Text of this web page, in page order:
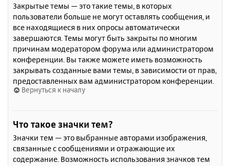
Закрытые темы — это такие темы, в которых
пользователи больше не могут оставлять сообщения, и
все находящиеся в них опросы автоматически
завершаются. Темы могут быть закрыты по многим
причинам модератором форума или администратором
конференции. Вы также можете иметь возможность
закрывать созданные вами темы, в зависимости от прав,
предоставленных вам администратором конференции.
Вернуться к началу
Что такое значки тем?
Значки тем — это выбранные авторами изображения,
связанные с сообщениями и отражающие их
содержание. Возможность использования значков тем